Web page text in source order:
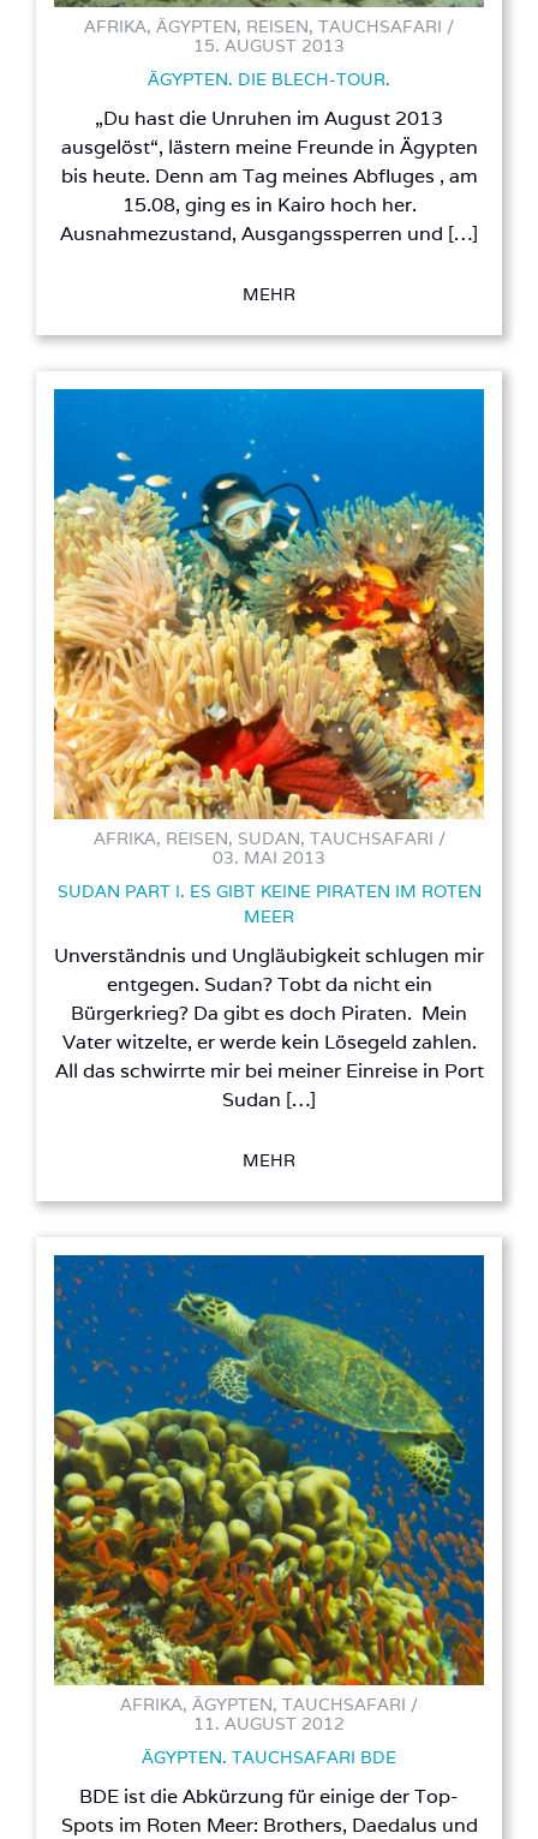
AFRIKA, ÄGYPTEN, REISEN, TAUCHSAFARI /
15. AUGUST 2013
ÄGYPTEN. DIE BLECH-TOUR.
„Du hast die Unruhen im August 2013
ausgelöst“, lästern meine Freunde in Ägypten
bis heute. Denn am Tag meines Abfluges , am
15.08, ging es in Kairo hoch her.
Ausnahmezustand, Ausgangssperren und […]
MEHR
AFRIKA, REISEN, SUDAN, TAUCHSAFARI /
03. MAI 2013
SUDAN PART I. ES GIBT KEINE PIRATEN IM ROTEN
MEER
Unverständnis und Ungläubigkeit schlugen mir
entgegen. Sudan? Tobt da nicht ein
Bürgerkrieg? Da gibt es doch Piraten. Mein
Vater witzelte, er werde kein Lösegeld zahlen.
All das schwirrte mir bei meiner Einreise in Port
Sudan […]
MEHR
AFRIKA, ÄGYPTEN, TAUCHSAFARI /
11. AUGUST 2012
ÄGYPTEN. TAUCHSAFARI BDE
BDE ist die Abkürzung für einige der Top-
Spots im Roten Meer: Brothers, Daedalus und